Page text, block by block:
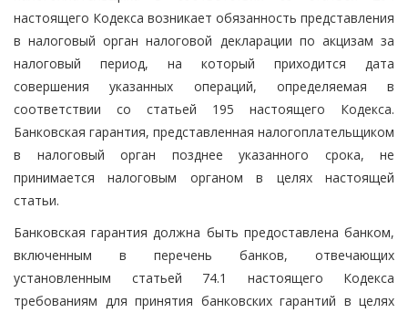
настоящего Кодекса возникает обязанность представления
в налоговый орган налоговой декларации по акцизам за
налоговый период, на который приходится дата
совершения указанных операций, определяемая в
соответствии со статьей 195 настоящего Кодекса.
Банковская гарантия, представленная налогоплательщиком
в налоговый орган позднее указанного срока, не
принимается налоговым органом в целях настоящей
статьи.
Банковская гарантия должна быть предоставлена банком,
включенным в перечень банков, отвечающих
установленным статьей 74.1 настоящего Кодекса
требованиям для принятия банковских гарантий в целях